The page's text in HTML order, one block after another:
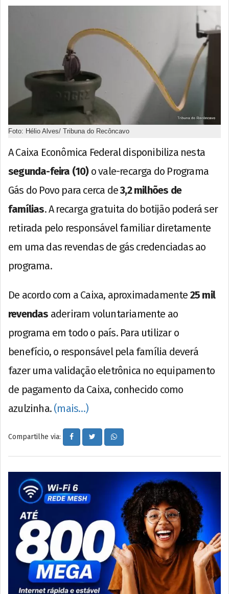
Foto: Hélio Alves/ Tribuna do Recôncavo
A Caixa Econômica Federal disponibiliza nesta
segunda-feira (10)o vale-recarga do Programa
Gás do Povo para cerca de3,2 milhões de
famílias. A recarga gratuita do botijão poderá ser
retirada pelo responsável familiar diretamente
em uma das revendas de gás credenciadas ao
programa.
De acordo com a Caixa, aproximadamente 25 mil
revendas aderiram voluntariamente ao
programa em todo o país. Para utilizar o
benefício, o responsável pela família deverá
fazer uma validação eletrônica no equipamento
de pagamento da Caixa, conhecido como
azulzinha. (mais…)
Compartilhe via: